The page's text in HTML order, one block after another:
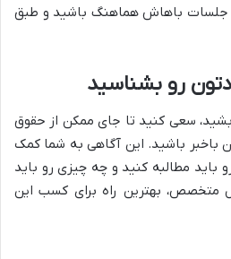
جلسات باهاش هماهنگ باشید و طبق
رو بشناسید
بشید، سعی کنید تا جای ممکن از حقوق
باخبر باشید. این آگاهی به شما کمک
باید مطالبه کنید و چه چیزی رو باید
متخصص، بهترین راه برای کسب این